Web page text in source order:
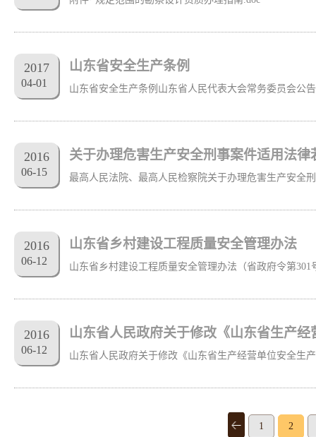
2017
04-01
山东省安全生产条例
2016
06-15
关于办理危害生产安全刑事案件适用法律
2016
06-12
山东省乡村建设工程质量安全管理办法
2016
06-12
山东省人民政府关于修改《山东省生产
1 2